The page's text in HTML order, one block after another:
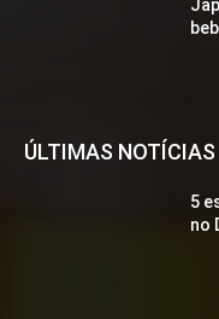
ÚLTIMAS NOTÍCIAS
5
no